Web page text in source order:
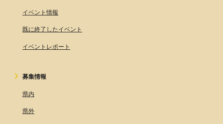
イベント情報
既に終了したイベント
イベントレポート
募集情報
県内
県外